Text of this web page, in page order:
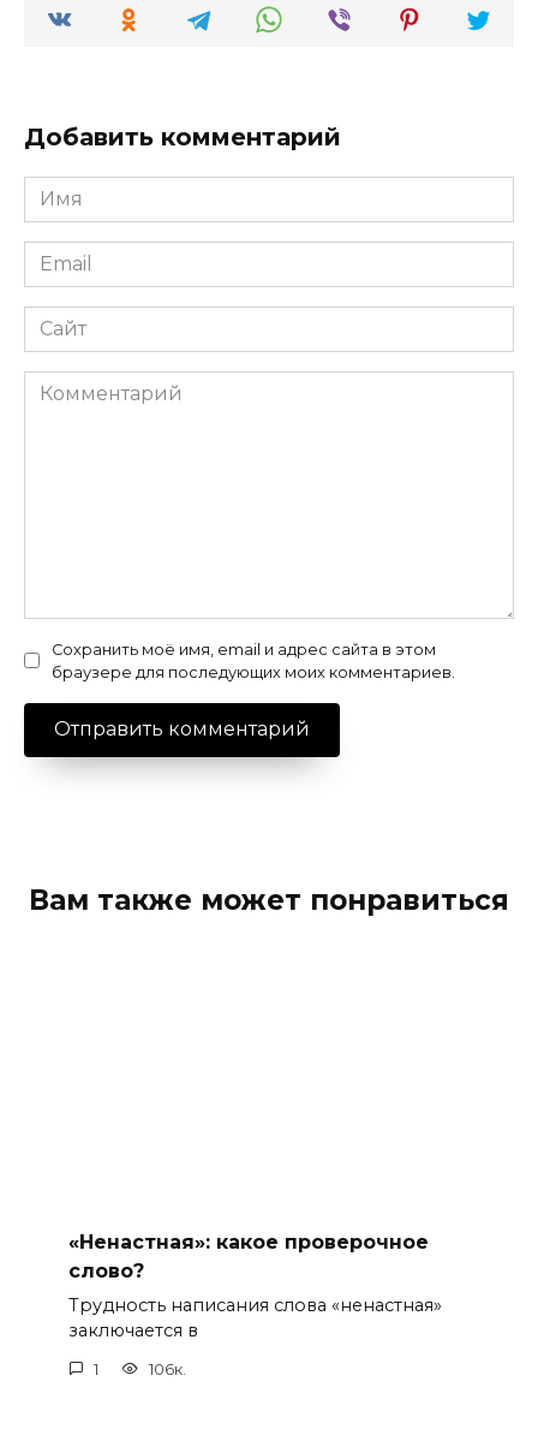
Добавить комментарий
Имя
*
Email
*
Сайт
Комментарий
Сохранить моё имя, email и адрес сайта в этом
браузере для последующих моих комментариев.
Вам также может понравиться
«Ненастная»: какое проверочное
слово?
Трудность написания слова «ненастная»
заключается в
1 106к.